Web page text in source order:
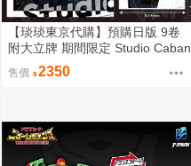
【琰琰東京代購】預購日版 9卷
附大立牌 期間限定 Studio Caban
a 思密錄音室 日下優助 牧友佳里
售價 2350